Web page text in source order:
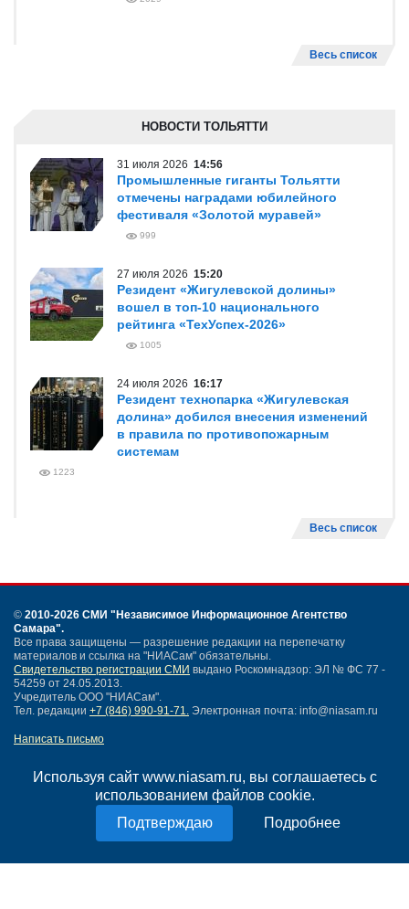
Используя сайт www.niasam.ru, вы соглашаетесь с
использованием файлов cookie.
Подробнее
Весь список
НОВОСТИ ТОЛЬЯТТИ
31 июля 2026 14:56
Промышленные гиганты Тольятти
отмечены наградами юбилейного
фестиваля «Золотой муравей»
999
27 июля 2026 15:20
Резидент «Жигулевской долины»
вошел в топ-10 национального
рейтинга «ТехУспех-2026»
1005
24 июля 2026 16:17
Резидент технопарка «Жигулевская
долина» добился внесения изменений
в правила по противопожарным
системам
1223
Весь список
© 2010-2026 СМИ "Независимое Информационное Агентство
Самара".
Все права защищены — разрешение редакции на перепечатку
материалов и ссылка на "НИАСам" обязательны.
Свидетельство регистрации СМИ выдано Роскомнадзор: ЭЛ № ФС 77 -
54259 от 24.05.2013.
Учредитель ООО "НИАСам".
Тел. редакции +7 (846) 990-91-71. Электронная почта: info@niasam.ru
Написать письмо
Нашли ошибку?
Политика конфиденциальности